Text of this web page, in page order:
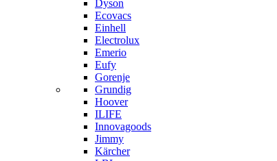
Dyson
Ecovacs
Einhell
Electrolux
Emerio
Eufy
Gorenje
Grundig
Hoover
ILIFE
Innovagoods
Jimmy
Kärcher